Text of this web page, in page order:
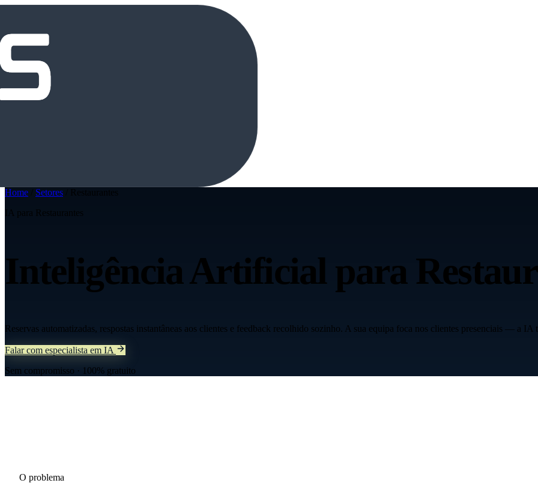
Home Setores
Restaurantes
IA para Restaurantes
Inteligência Artificial para
Reservas automatizadas, respostas instantâneas aos clientes e feedback recolhido sozinho. A sua equipa foca nos clientes presenciais — a IA
Falar com especialista em IA
Sem compromisso · 100% gratuito
O problema